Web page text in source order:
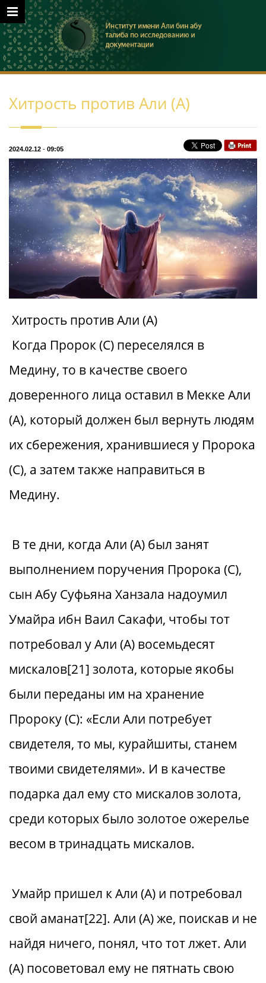
Хитрость против Али (А)
2024.02.12 - 09:05
Хитрость против Али (А)
Когда Пророк (С) переселялся в
Медину, то в качестве своего
доверенного лица оставил в Мекке Али
(А), который должен был вернуть людям
их сбережения, хранившиеся у Пророка
(С), а затем также направиться в
Медину.
В те дни, когда Али (А) был занят
выполнением поручения Пророка (С),
сын Абу Суфьяна Ханзала надоумил
Умайра ибн Ваил Сакафи, чтобы тот
потребовал у Али (А) восемьдесят
мискалов[21] золота, которые якобы
были переданы им на хранение
Пророку (С): «Если Али потребует
свидетеля, то мы, курайшиты, станем
твоими свидетелями». И в качестве
подарка дал ему сто мискалов золота,
среди которых было золотое ожерелье
весом в тринадцать мискалов.
Умайр пришел к Али (А) и потребовал
свой аманат[22]. Али (А) же, поискав и не
найдя ничего, понял, что тот лжет. Али
(А) посоветовал ему не пятнать свою